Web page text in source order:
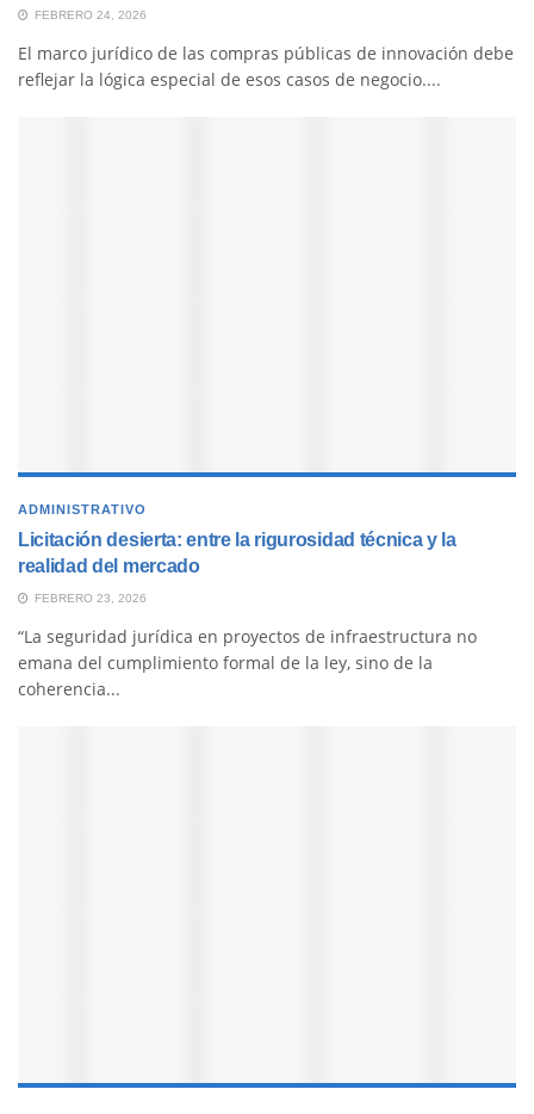
FEBRERO 24, 2026
El marco jurídico de las compras públicas de innovación debe
reflejar la lógica especial de esos casos de negocio....
ADMINISTRATIVO
Licitación desierta: entre la rigurosidad técnica y la
realidad del mercado
FEBRERO 23, 2026
“La seguridad jurídica en proyectos de infraestructura no
emana del cumplimiento formal de la ley, sino de la
coherencia...